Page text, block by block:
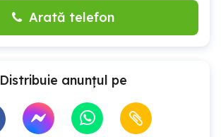
Arată telefon
Distribuie anunțul pe